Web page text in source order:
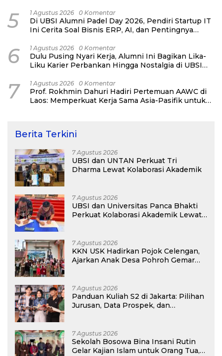
5 1 Agustus 2026 0 Komentar
Di UBSI Alumni Padel Day 2026, Pendiri Startup IT
Ini Cerita Soal Bisnis ERP, AI, dan Pentingnya
6 1 Agustus 2026 0 Komentar
Dulu Pusing Nyari Kerja, Alumni Ini Bagikan Lika-
Liku Karier Perbankan Hingga Nostalgia di UBSI
7 1 Agustus 2026 0 Komentar
Prof. Rokhmin Dahuri Hadiri Pertemuan AAWC di
Laos: Memperkuat Kerja Sama Asia-Pasifik untuk
Berita Terkini
7 Agustus 2026
UBSI dan UNTAN Perkuat Tri
Dharma Lewat Kolaborasi Akademik
7 Agustus 2026
UBSI dan Universitas Panca Bhakti
Perkuat Kolaborasi Akademik Lewat
7 Agustus 2026
KKN USK Hadirkan Pojok Celengan,
Ajarkan Anak Desa Pohroh Gemar
7 Agustus 2026
Panduan Kuliah S2 di Jakarta: Pilihan
Jurusan, Data Prospek, dan
7 Agustus 2026
Sekolah Bosowa Bina Insani Rutin
Gelar Kajian Islam untuk Orang Tua,